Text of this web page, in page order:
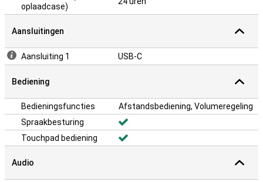
oplaadcase)
Aansluitingen
Aansluiting 1 USB-C
Bediening
Bedieningsfuncties
Afstandsbediening, Volumeregeling
Spraakbesturing
Touchpad bediening
Audio